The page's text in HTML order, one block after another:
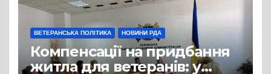
ВЕТЕРАНСЬКА ПОЛІТИКА НОВИНИ РДА
Компенсації на придбання
житла для ветеранів: у